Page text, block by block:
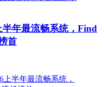
半年最流畅系统，Find
首